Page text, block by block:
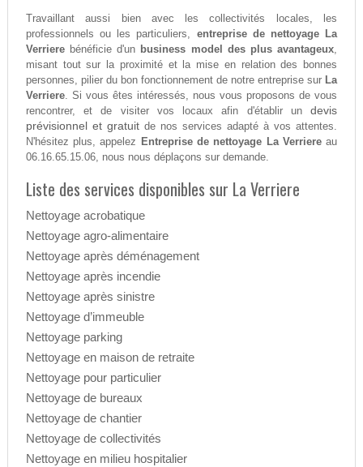
Travaillant aussi bien avec les collectivités locales, les
professionnels ou les particuliers, entreprise de nettoyage La
Verrierebénéficie d'un business model des plus avantageux,
misant tout sur la proximité et la mise en relation des bonnes
personnes, pilier du bon fonctionnement de notre entreprise sur La
Verriere. Si vous êtes intéressés, nous vous proposons de vous
rencontrer, et de visiter vos locaux afin d'établir undevis
prévisionnel et gratuitde nos services adapté à vos attentes.
N'hésitez plus, appelez Entreprise de nettoyage La Verriereau
06.16.65.15.06, nous nous déplaçons sur demande.
Liste des services disponibles sur La Verriere
Nettoyage acrobatique
Nettoyage agro-alimentaire
Nettoyage après déménagement
Nettoyage après incendie
Nettoyage après sinistre
Nettoyage d’immeuble
Nettoyage parking
Nettoyage en maison de retraite
Nettoyage pour particulier
Nettoyage de bureaux
Nettoyage de chantier
Nettoyage de collectivités
Nettoyage en milieu hospitalier